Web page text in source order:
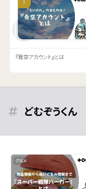
『青空アカウント』とは
どむぞうくん
グルメ